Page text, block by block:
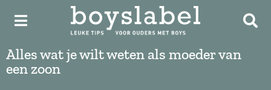
Alles wat je wilt weten als moeder van
een zoon